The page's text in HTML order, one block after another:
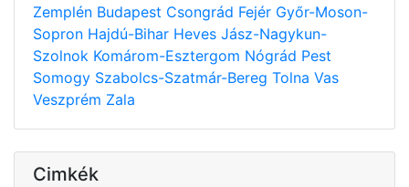
Zemplén Budapest Csongrád Fejér Győr-Moson-
Sopron Hajdú-Bihar Heves Jász-Nagykun-
Szolnok Komárom-Esztergom Nógrád Pest
Somogy Szabolcs-Szatmár-Bereg Tolna Vas
Veszprém Zala
Cimkék